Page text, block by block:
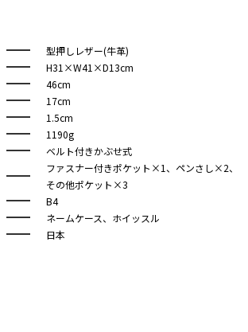
型押しレザー(牛革)
H31×W41×D13cm
46cm
17cm
1.5cm
1190g
ベルト付きかぶせ式
ファスナー付きポケット×1、ペンさし×2、
その他ポケット×3
B4
ネームケース、ホイッスル
日本